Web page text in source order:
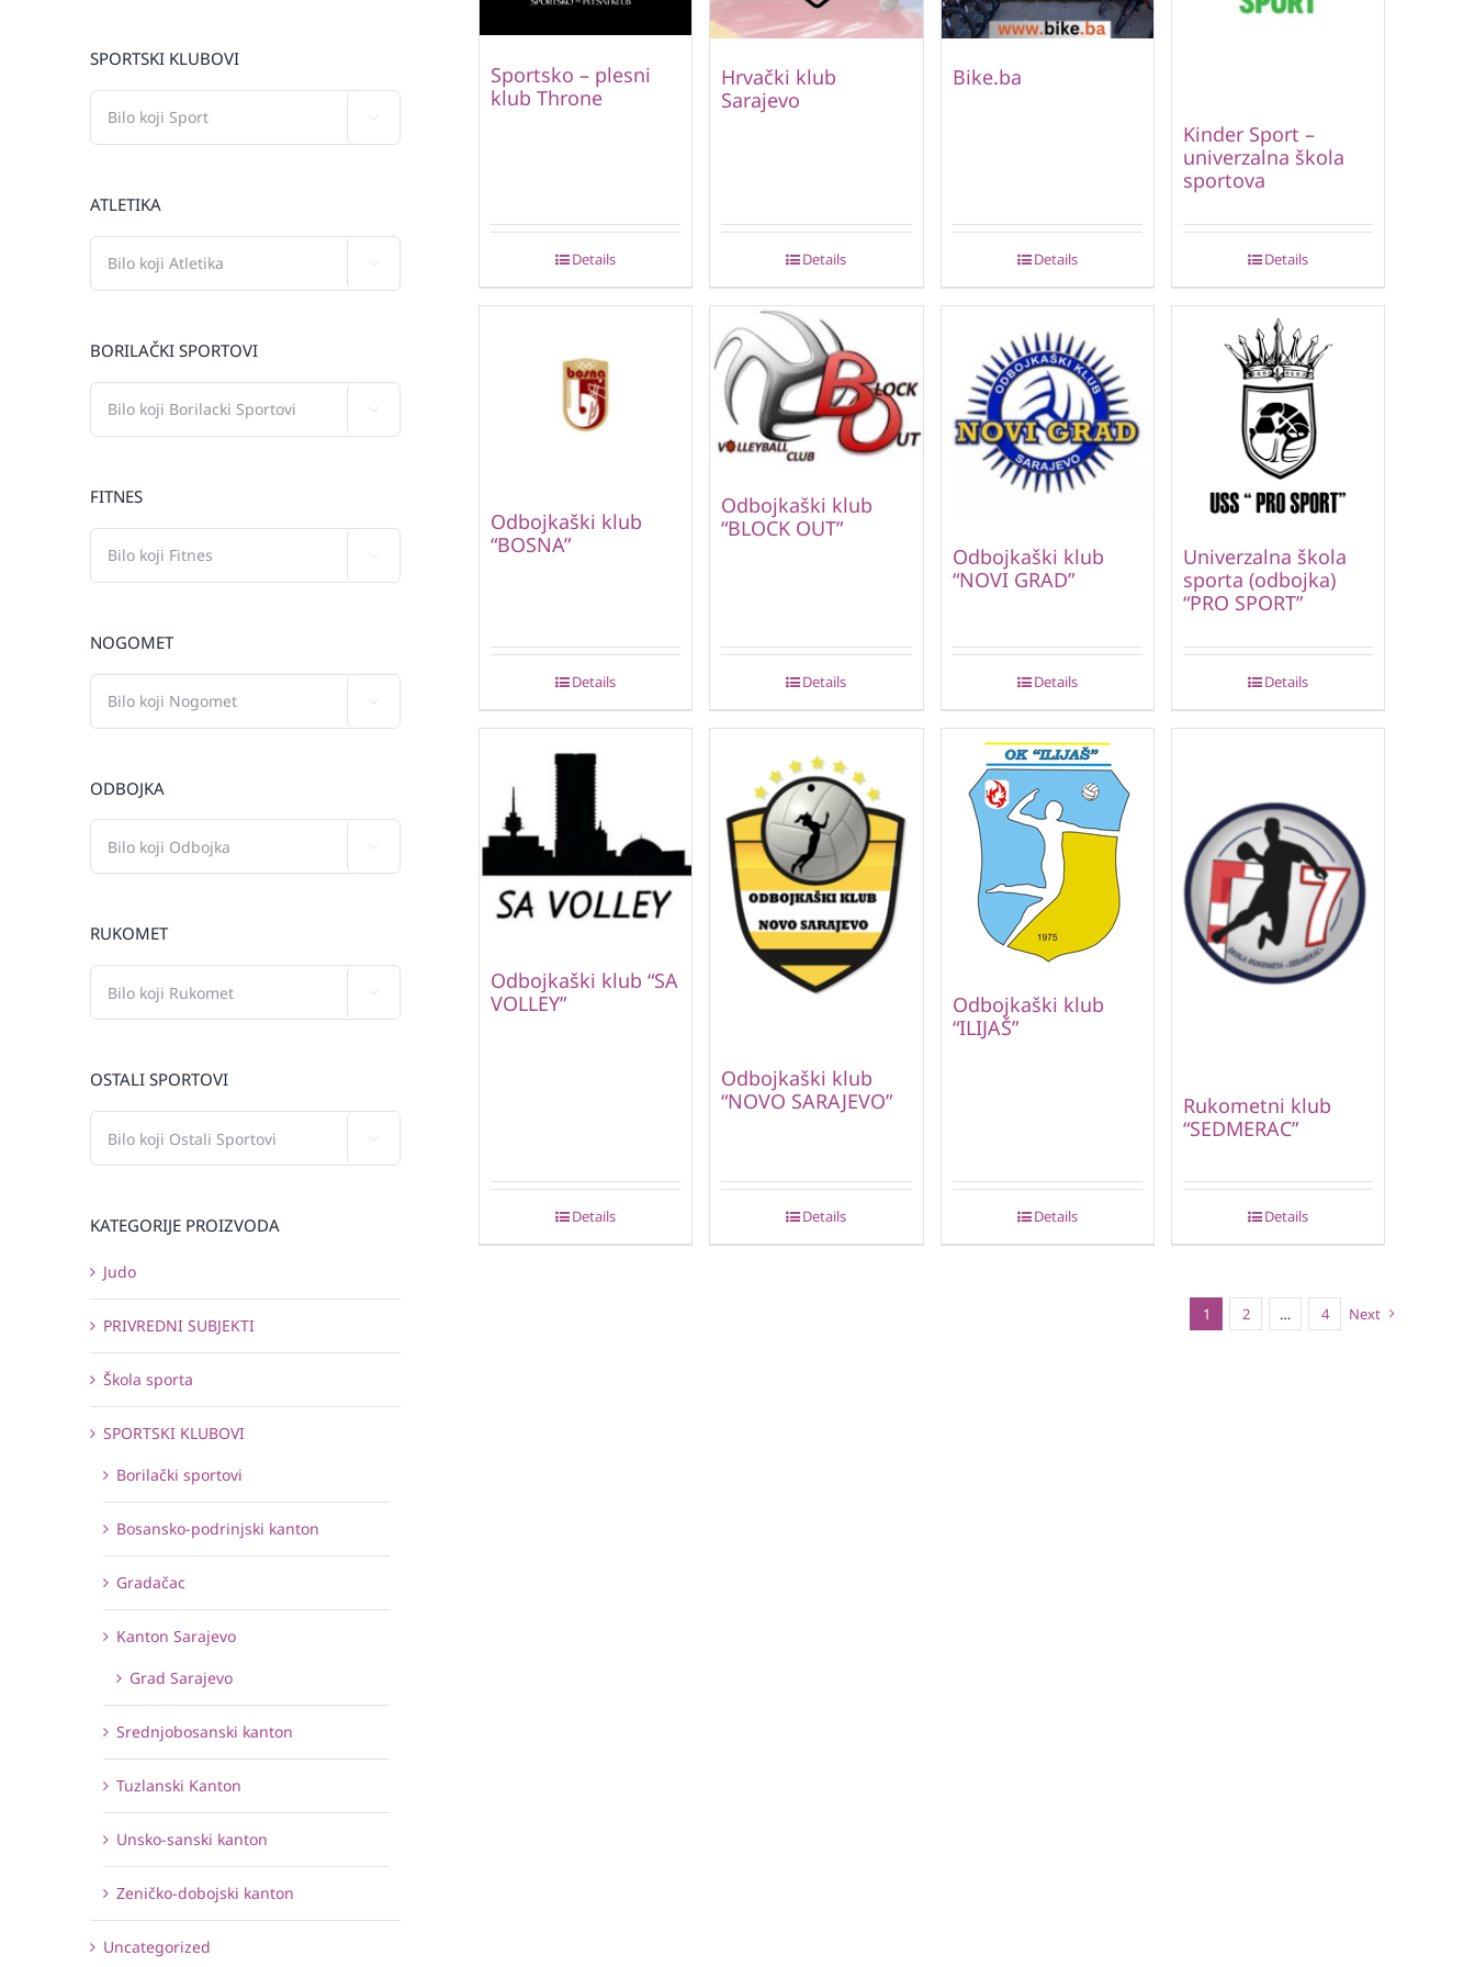
Sportsko – plesni
klub Throne
Details
Hrvački klub
Sarajevo
Details
Bike.ba
Details
Kinder Sport –
univerzalna škola
sportova
Details
Odbojkaški klub
“BOSNA”
Details
Odbojkaški klub
“BLOCK OUT”
Details
Odbojkaški klub
“NOVI GRAD”
Details
Univerzalna škola
sporta (odbojka)
“PRO SPORT”
Details
Odbojkaški klub “SA
VOLLEY”
Details
Odbojkaški klub
“NOVO SARAJEVO”
Details
Odbojkaški klub
“ILIJAŠ”
Details
Rukometni klub
“SEDMERAC”
Details
1 2 … 4 Next
SPORTSKI KLUBOVI
ATLETIKA
BORILAČKI SPORTOVI
FITNES
NOGOMET
ODBOJKA
RUKOMET
OSTALI SPORTOVI
KATEGORIJE PROIZVODA
Judo
PRIVREDNI SUBJEKTI
Škola sporta
SPORTSKI KLUBOVI
Borilački sportovi
Bosansko-podrinjski kanton
Gradačac
Kanton Sarajevo
Grad Sarajevo
Srednjobosanski kanton
Tuzlanski Kanton
Unsko-sanski kanton
Zeničko-dobojski kanton
Uncategorized